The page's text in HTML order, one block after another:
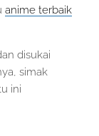
anime terbaik
disukai
simak
ini